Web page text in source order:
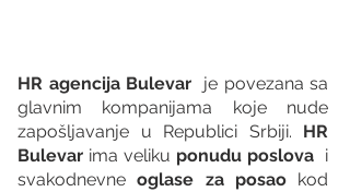
HR agencija Bulevar
  je povezana sa
glavnim kompanijama koje nude
zapošljavanje u Republici Srbiji. HR
Bulevar ima veliku ponudu poslova
  i
svakodnevne oglase za posao kod